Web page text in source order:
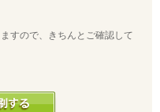
すので、きちんとご確認して